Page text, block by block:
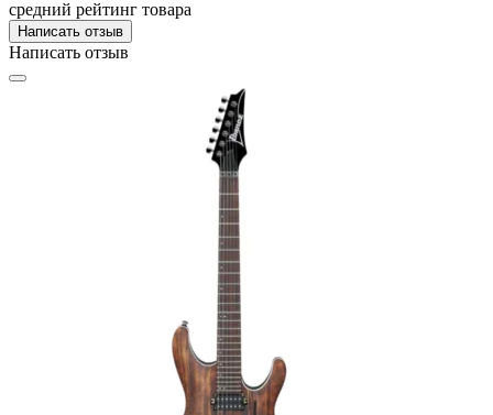
средний рейтинг товара
Написать отзыв
Написать отзыв